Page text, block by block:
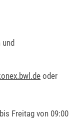
und
oder
Freitag von 09:00